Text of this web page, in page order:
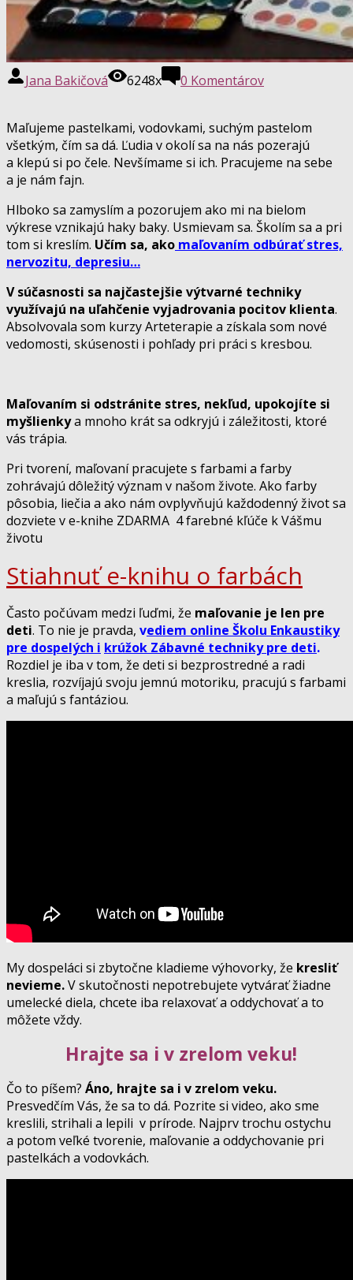
Jana Bakičová 6248x 0 Komentárov
Maľujeme pastelkami, vodovkami, suchým pastelom
všetkým, čím sa dá. Ľudia v okolí sa na nás pozerajú
a klepú si po čele. Nevšímame si ich. Pracujeme na sebe
a je nám fajn.
Hlboko sa zamyslím a pozorujem ako mi na bielom
výkrese vznikajú haky baky. Usmievam sa. Školím sa a pri
tom si kreslím. Učím sa, ako maľovaním odbúrať stres,
nervozitu, depresiu…
V súčasnosti sa najčastejšie výtvarné techniky
využívajú na uľahčenie vyjadrovania pocitov klienta.
Absolvovala som kurzy Arteterapie a získala som nové
vedomosti, skúsenosti i pohľady pri práci s kresbou.
Maľovaním si odstránite stres, nekľud, upokojíte si
myšlienkya mnoho krát sa odkryjú i záležitosti, ktoré
vás trápia.
Pri tvorení, maľovaní pracujete s farbami a farby
zohrávajú dôležitý význam v našom živote. Ako farby
pôsobia, liečia a ako nám ovplyvňujú každodenný život sa
dozviete v e-knihe ZDARMA 4 farebné kľúče k Vášmu
životu
Stiahnuť e-knihu o farbách
Často počúvam medzi ľuďmi, že maľovanie je len pre
deti. To nie je pravda, vediem online Školu Enkaustiky
pre dospelých i krúžok Zábavné techniky pre deti.
Rozdiel je iba v tom, že deti si bezprostredné a radi
kreslia, rozvíjajú svoju jemnú motoriku, pracujú s farbami
a maľujú s fantáziou.
My dospeláci si zbytočne kladieme výhovorky, že kresliť
nevieme.V skutočnosti nepotrebujete vytvárať žiadne
umelecké diela, chcete iba relaxovať a oddychovať a to
môžete vždy.
Hrajte sa i v zrelom veku!
Čo to píšem? Áno, hrajte sa i v zrelom veku.
Presvedčím Vás, že sa to dá. Pozrite si video, ako sme
kreslili, strihali a lepili v prírode. Najprv trochu ostychu
a potom veľké tvorenie, maľovanie a oddychovanie pri
pastelkách a vodovkách.